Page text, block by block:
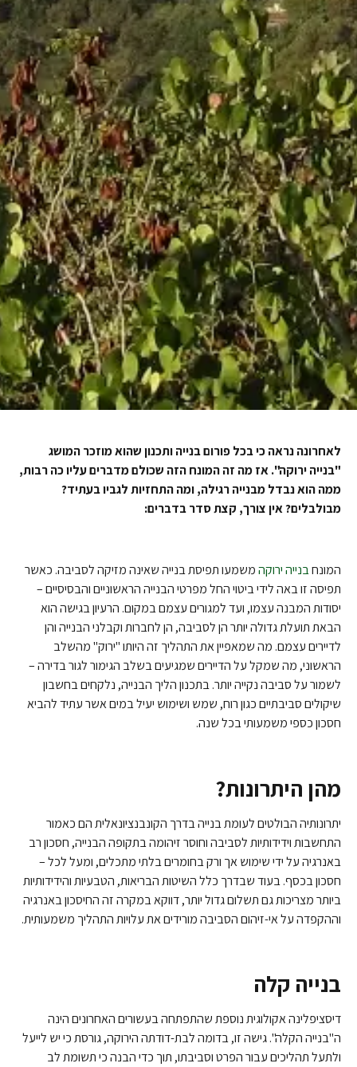
לאחרונה נראה כי בכל פורום בנייה ותכנון שהוא מוזכר המושג
"בנייה ירוקה". אז מה זה המונח הזה שכולם מדברים עליו כה רבות,
ממה הוא נבדל מבנייה רגילה, ומה התחזיות לגביו בעתיד?
מבולבלים? אין צורך, קצת סדר בדברים:
המונחבנייה ירוקהמשמעו תפיסת בנייה שאינה מזיקה לסביבה. כאשר
תפיסה זו באה לידי ביטוי החל מפרטי הבנייה הראשוניים והבסיסיים –
יסודות המבנה עצמו, ועד למגורים עצמם במקום. הרעיון בגישה הוא
הבאת תועלת גדולה יותר הן לסביבה, הן לחברות וקבלני הבנייה והן
לדיירים עצמם. מה שמאפיין את התהליך זה היותו "ירוק" מהשלב
הראשוני, מה שמקל על הדיירים שמגיעים בשלב הגימור לגור בדירה –
לשמור על סביבה נקייה יותר. בתכנון הליך הבנייה, נלקחים בחשבון
שיקולים סביבתיים כגון רוח, שמש ושימוש יעיל במים אשר עתיד להביא
חסכון כספי משמעותי בכל שנה.
מהן היתרונות?
יתרונותיה הבולטים לעומת בנייה בדרך הקונבנציונאלית הם כאמור
התחשבות וידידותיות לסביבה וחוסר זיהומה בתקופה הבנייה, חסכון רב
באנרגיה על ידי שימוש אך ורק בחומרים בלתי מתכלים, ומעל לכל –
חסכון בכסף. בעוד שבדרך כלל השיטות הבריאות, הטבעיות והידידותיות
ביותר מצריכות גם תשלום גדול יותר, דווקא במקרה זה החיסכון באנרגיה
וההקפדה על אי-זיהום הסביבה מורידים את עלויות התהליך משמעותית.
בנייה קלה
דיסציפלינה אקולוגית נוספת שהתפתחה בעשורים האחרונים הינה
ה"בנייה הקלה". גישה זו, בדומה לבת-דודתה הירוקה, גורסת כי יש לייעל
ולתעל תהליכים עבור הפרט וסביבתו, תוך כדי הבנה כי תשומת לב